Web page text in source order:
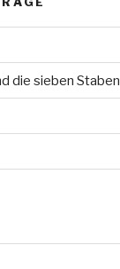
die sieben Staben